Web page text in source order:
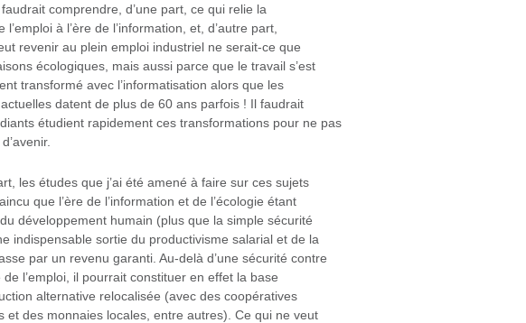
comprendre, d’une part, ce qui relie la
l’emploi à l’ère de l’information, et, d’autre part,
revenir au plein emploi industriel ne serait-ce que
écologiques, mais aussi parce que le travail s’est
transformé avec l’informatisation alors que les
datent de plus de 60 ans parfois ! Il faudrait
étudient rapidement ces transformations pour ne pas
les études que j’ai été amené à faire sur ces sujets
que l’ère de l’information et de l’écologie étant
développement humain (plus que la simple sécurité
indispensable sortie du productivisme salarial et de la
par un revenu garanti. Au-delà d’une sécurité contre
de l’emploi, il pourrait constituer en effet la base
alternative relocalisée (avec des coopératives
et des monnaies locales, entre autres). Ce qui ne veut